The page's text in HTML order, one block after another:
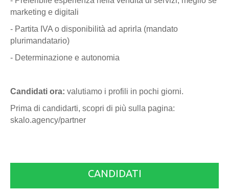
marketing e digitali
- Partita IVA o disponibilità ad aprirla (mandato
plurimandatario)
- Determinazione e autonomia
Candidati ora: valutiamo i profili in pochi giorni.
Prima di candidarti, scopri di più sulla pagina:
skalo.agency/partner
CANDIDATI